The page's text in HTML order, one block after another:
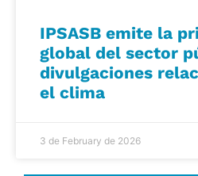
IPSASB emite la
global del sector
divulgaciones
el clima
3 de February de 2026